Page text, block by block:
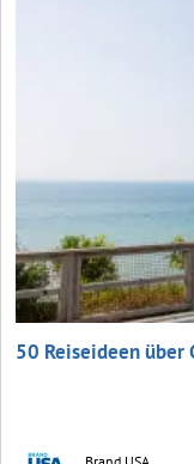
50 Reiseideen über